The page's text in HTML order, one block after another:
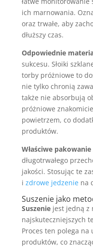
ich marnowania.
oraz trwałe, aby
dłuższy czas.
Odpowiednie
sukcesu. Słoiki
torby próżniowe to
nie tylko chronią
także nie absorbują
próżniowe
powietrzem, co
produktów.
Właściwe
długotrwałego
jakości. Stosując te
i zdrowe jedzeniena
Suszenie jako
Suszeniejest jedną z
najskuteczniejszych
Proces ten polega
produktów, co